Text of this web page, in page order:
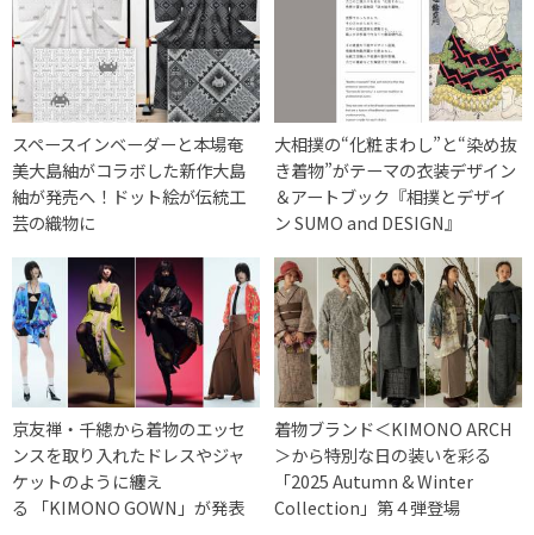
スペースインベーダーと本場奄
美大島紬がコラボした新作大島
紬が発売へ！ドット絵が伝統工
芸の織物に
大相撲の“化粧まわし”と“染め抜
き着物”がテーマの衣装デザイン
＆アートブック『相撲とデザイ
ン SUMO and DESIGN』
京友禅・千總から着物のエッセ
ンスを取り入れたドレスやジャ
ケットのように纏え
る 「KIMONO GOWN」が発表
着物ブランド＜KIMONO ARCH
＞から特別な日の装いを彩る
「2025 Autumn & Winter
Collection」第４弾登場